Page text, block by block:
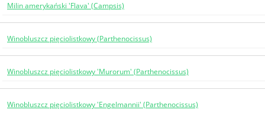
Milin amerykański 'Flava' (Campsis)
Winobluszcz pięciolistkowy (Parthenocissus)
Winobluszcz pięciolistkowy 'Murorum' (Parthenocissus)
Winobluszcz pięciolistkowy 'Engelmannii' (Parthenocissus)